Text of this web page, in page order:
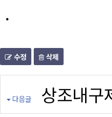
.
수정 삭제
다음글 상조내구